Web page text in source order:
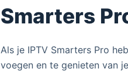
Smarters
Als je IPTV Smarters Pro
voegen en te genieten van